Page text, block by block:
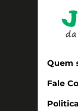
Quem
Fale